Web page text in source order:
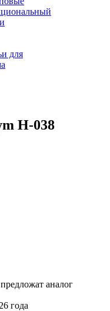
для
H-038
аналог
года